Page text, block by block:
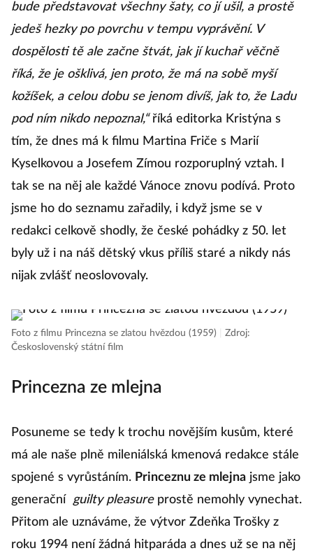
bude představovat všechny šaty, co jí ušil, a prostě
jedeš hezky po povrchu v tempu vyprávění. V
dospělosti tě ale začne štvát, jak jí kuchař věčně
říká, že je ošklivá, jen proto, že má na sobě myší
kožíšek, a celou dobu se jenom divíš, jak to, že Ladu
pod ním nikdo nepoznal,“říká editorka Kristýna s
tím, že dnes má k filmu Martina Friče s Marií
Kyselkovou a Josefem Zímou rozporuplný vztah. I
tak se na něj ale každé Vánoce znovu podívá. Proto
jsme ho do seznamu zařadily, i když jsme se v
redakci celkově shodly, že české pohádky z 50. let
byly už i na náš dětský vkus příliš staré a nikdy nás
nijak zvlášť neoslovovaly.
Foto z filmu Princezna se zlatou hvězdou (1959)
Zdroj:
Československý státní film
Princezna ze mlejna
Posuneme se tedy k trochu novějším kusům, které
má ale naše plně mileniálská kmenová redakce stále
spojené s vyrůstáním. Princeznu ze mlejna jsme jako
generační
guilty pleasureprostě nemohly vynechat.
Přitom ale uznáváme, že výtvor Zdeňka Trošky z
roku 1994 není žádná hitparáda a dnes už se na něj